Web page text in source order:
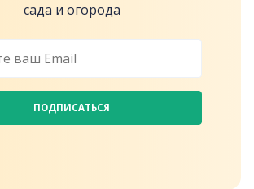
сада и огорода
ПОДПИСАТЬСЯ